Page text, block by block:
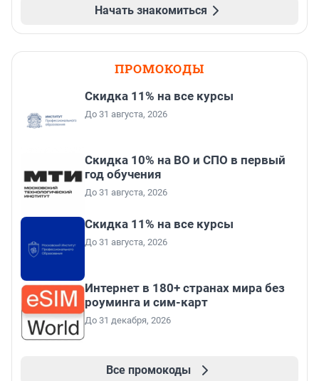
Начать знакомиться
ПРОМОКОДЫ
Скидка 11% на все курсы
До 31 августа, 2026
Скидка 10% на ВО и СПО в первый
год обучения
До 31 августа, 2026
Скидка 11% на все курсы
До 31 августа, 2026
Интернет в 180+ странах мира без
роуминга и сим-карт
До 31 декабря, 2026
Все промокоды